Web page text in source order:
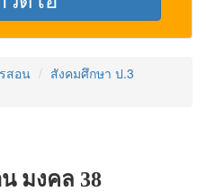
สอน
สังคมศึกษา ป.3
มงคล 38